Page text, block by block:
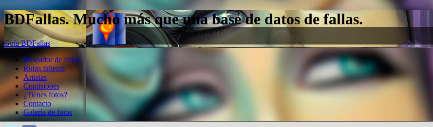
BDFallas. Mucho más que una base de datos de fallas.
Guía BDFallas
Buscador de fallas
Rutas falleras
Artistas
Comisiones
¿Tienes fotos?
Contacto
Galería de fotos